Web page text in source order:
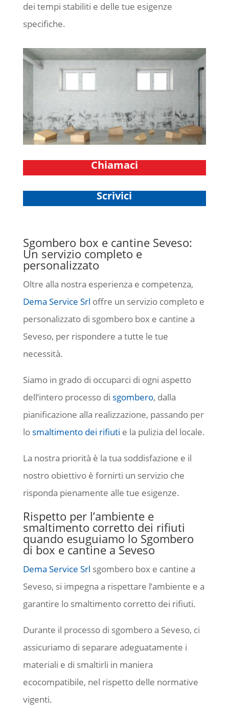
dei tempi stabiliti e delle tue esigenze
specifiche.
Chiamaci
Scrivici
Sgombero box e cantine Seveso:
Un servizio completo e
personalizzato
Oltre alla nostra esperienza e competenza,
Dema Service Srl offre un servizio completo e
personalizzato di sgombero box e cantine a
Seveso, per rispondere a tutte le tue
necessità.
Siamo in grado di occuparci di ogni aspetto
dell’intero processo di sgombero, dalla
pianificazione alla realizzazione, passando per
lo smaltimento dei rifiuti e la pulizia del locale.
La nostra priorità è la tua soddisfazione e il
nostro obiettivo è fornirti un servizio che
risponda pienamente alle tue esigenze.
Rispetto per l’ambiente e
smaltimento corretto dei rifiuti
quando esuguiamo lo Sgombero
di box e cantine a Seveso
Dema Service Srl sgombero box e cantine a
Seveso, si impegna a rispettare l’ambiente e a
garantire lo smaltimento corretto dei rifiuti.
Durante il processo di sgombero a Seveso, ci
assicuriamo di separare adeguatamente i
materiali e di smaltirli in maniera
ecocompatibile, nel rispetto delle normative
vigenti.